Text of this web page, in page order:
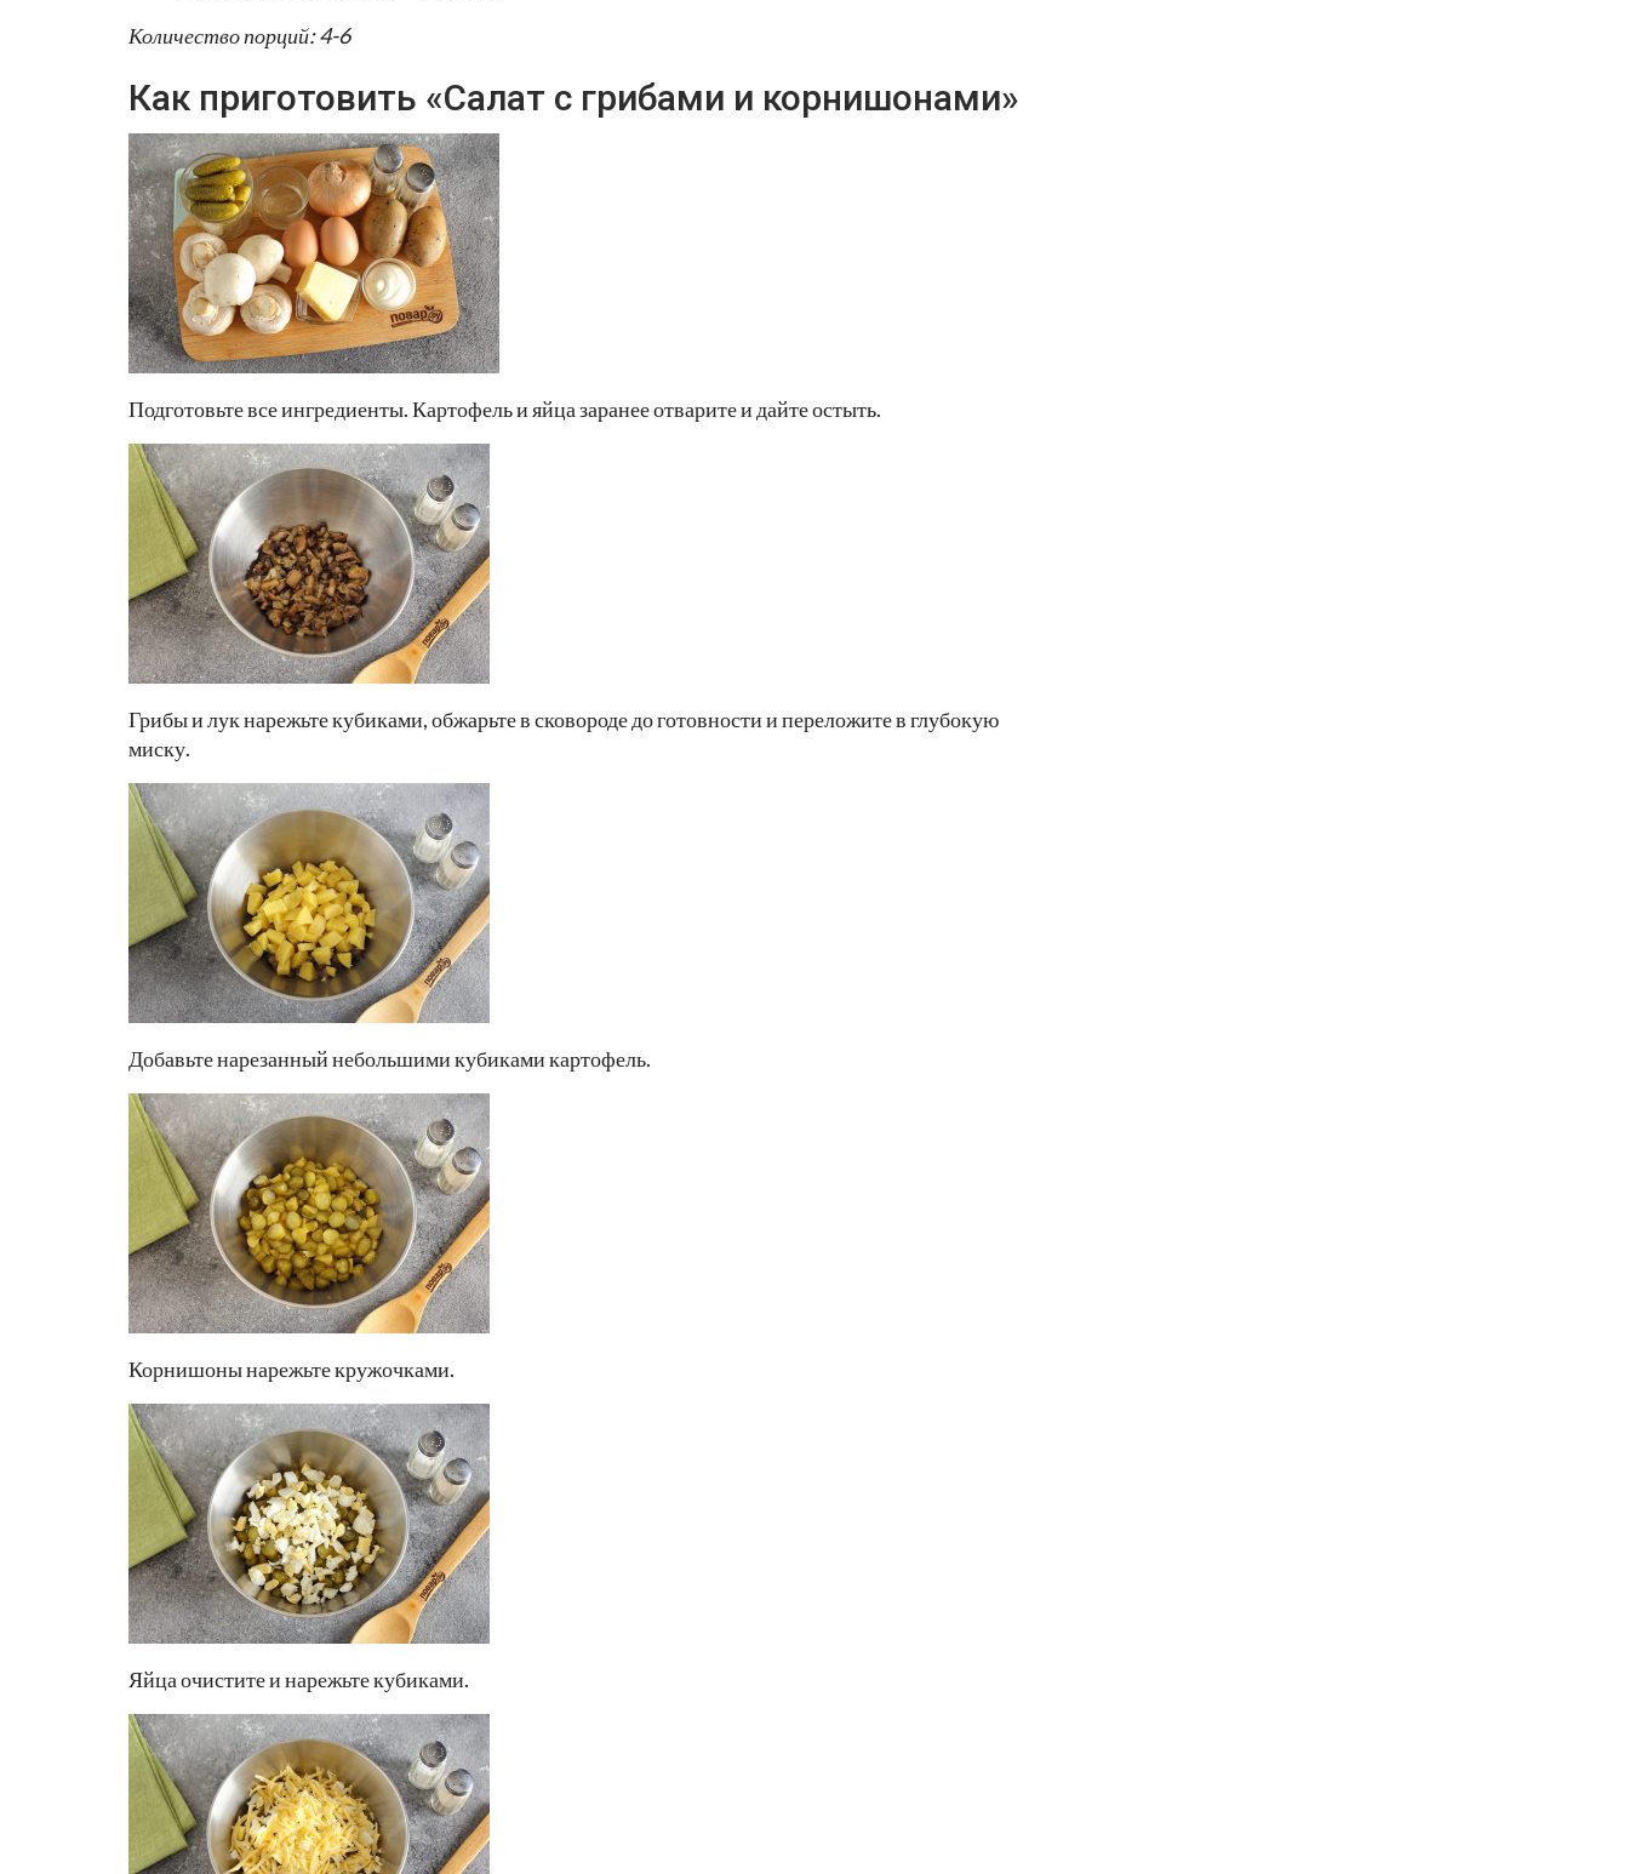
Количество порций: 4-6
Как приготовить «Салат с грибами и корнишонами»
Подготовьте все ингредиенты. Картофель и яйца заранее отварите и дайте остыть.
Грибы и лук нарежьте кубиками, обжарьте в сковороде до готовности и переложите в глубокую
миску.
Добавьте нарезанный небольшими кубиками картофель.
Корнишоны нарежьте кружочками.
Яйца очистите и нарежьте кубиками.